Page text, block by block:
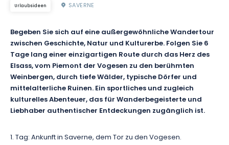
Urlaubsideen SAVERNE
Begeben Sie sich auf eine außergewöhnliche Wandertour
zwischen Geschichte, Natur und Kulturerbe. Folgen Sie 6
Tage lang einer einzigartigen Route durch das Herz des
Elsass, vom Piemont der Vogesen zu den berühmten
Weinbergen, durch tiefe Wälder, typische Dörfer und
mittelalterliche Ruinen. Ein sportliches und zugleich
kulturelles Abenteuer, das für Wanderbegeisterte und
Liebhaber authentischer Entdeckungen zugänglich ist.
1. Tag: Ankunft in Saverne, dem Tor zu den Vogesen.